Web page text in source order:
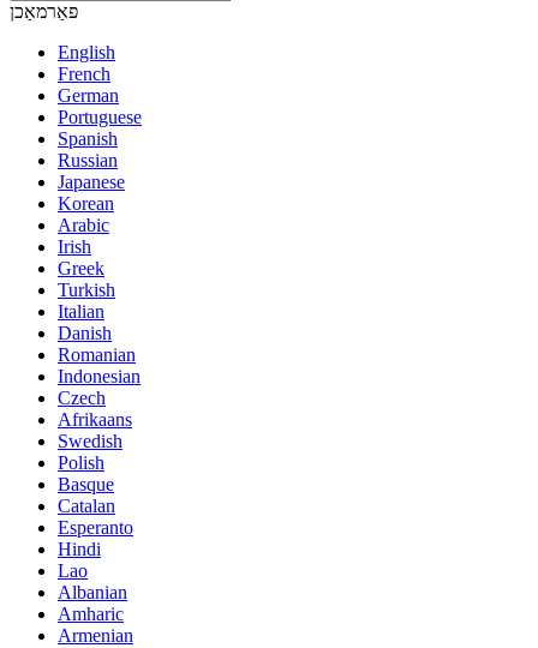
פאַרמאַכן
English
French
German
Portuguese
Spanish
Russian
Japanese
Korean
Arabic
Irish
Greek
Turkish
Italian
Danish
Romanian
Indonesian
Czech
Afrikaans
Swedish
Polish
Basque
Catalan
Esperanto
Hindi
Lao
Albanian
Amharic
Armenian